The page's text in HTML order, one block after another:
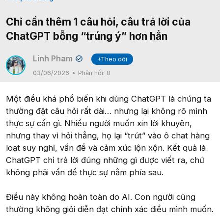
Chỉ cần thêm 1 câu hỏi, câu trả lời của
ChatGPT bỗng “trúng ý” hơn hẳn
Linh Pham ✔
+Theo dõi
03/06/2026
Phản hồi: 0
Một điều khá phổ biến khi dùng ChatGPT là chúng ta
thường đặt câu hỏi rất dài… nhưng lại không rõ mình
thực sự cần gì. Nhiều người muốn xin lời khuyên,
nhưng thay vì hỏi thẳng, họ lại “trút” vào ô chat hàng
loạt suy nghĩ, vấn đề và cảm xúc lộn xộn. Kết quả là
ChatGPT chỉ trả lời đúng những gì được viết ra, chứ
không phải vấn đề thực sự nằm phía sau.
Điều này không hoàn toàn do AI. Con người cũng
thường không giỏi diễn đạt chính xác điều mình muốn.